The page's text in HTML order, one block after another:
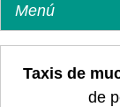
Menú
Taxis de
de